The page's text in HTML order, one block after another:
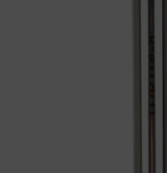
89,95